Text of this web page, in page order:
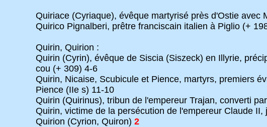
Quiriace (Cyriaque), évêque martyrisé près d'Ostie
Quirico Pignalberi, prêtre franciscain italien à Piglio (+
Quirin, Quirion :
Quirin (Cyrin), évêque de Siscia (Siszeck) en Illyrie,
cou (+ 309) 4-6
Quirin, Nicaise, Scubicule et Pience, martyrs, premiers
Pience (IIe s) 11-10
Quirin (Quirinus), tribun de l'empereur Trajan, converti
Quirin, victime de la persécution de l'empereur Claude
Quirion (Cyrion, Quiron) 2